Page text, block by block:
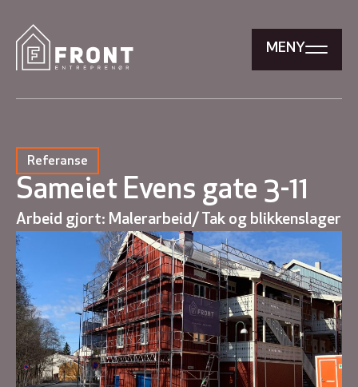
MENY
Referanse
Sameiet Evens gate 3-11
Arbeid gjort: Malerarbeid/ Tak og blikkenslager